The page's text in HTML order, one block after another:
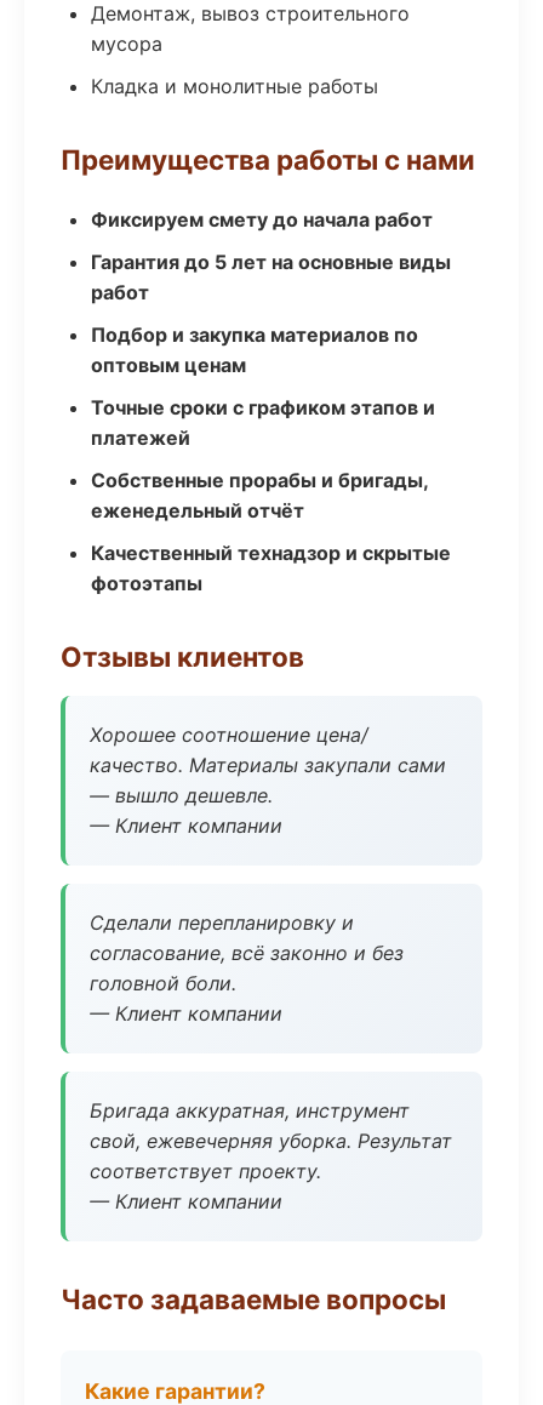
Демонтаж, вывоз строительного
мусора
Кладка и монолитные работы
Преимущества работы с нами
Фиксируем смету до начала работ
Гарантия до 5 лет на основные виды
работ
Подбор и закупка материалов по
оптовым ценам
Точные сроки с графиком этапов и
платежей
Собственные прорабы и бригады,
еженедельный отчёт
Качественный технадзор и скрытые
фотоэтапы
Отзывы клиентов
Хорошее соотношение цена/
качество. Материалы закупали сами
— вышло дешевле.
— Клиент компании
Сделали перепланировку и
согласование, всё законно и без
головной боли.
— Клиент компании
Бригада аккуратная, инструмент
свой, ежевечерняя уборка. Результат
соответствует проекту.
— Клиент компании
Часто задаваемые вопросы
Какие гарантии?